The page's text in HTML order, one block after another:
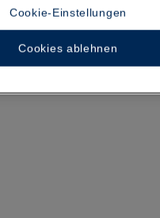
Cookie-Einstellungen
Cookies ablehnen